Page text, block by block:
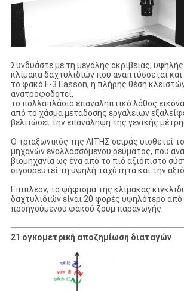
Συνδυάστε με τη μεγάλης ακρίβειας, υψηλής
κλίμακα δαχτυλιδιών που αναπτύσσεται
το φακό F-3 Easson, η πλήρης θέση
ανατροφοδοτεί,
το πολλαπλάσιο επαναληπτικό λάθος
από το χάσμα μετάδοσης εργαλείων
βελτιώσει την επανάληψη της γενικής
Ο τριαξωνικός της ΛΙΤΗΣ σειράς υιοθετεί
μηχανών εναλλασσόμενου ρεύματος, που
βιομηχανία ως ένα από το πιό αξιόπιστο
σιγουρευτεί τη υψηλή ταχύτητα και την
Επιπλέον, το ψήφισμα της κλίμακας
δαχτυλιδιών είναι 20 φορές υψηλότερο
προηγούμενου φακού ζουμ παραγωγής.
21 ογκομετρική αποζημίωση διαταγών